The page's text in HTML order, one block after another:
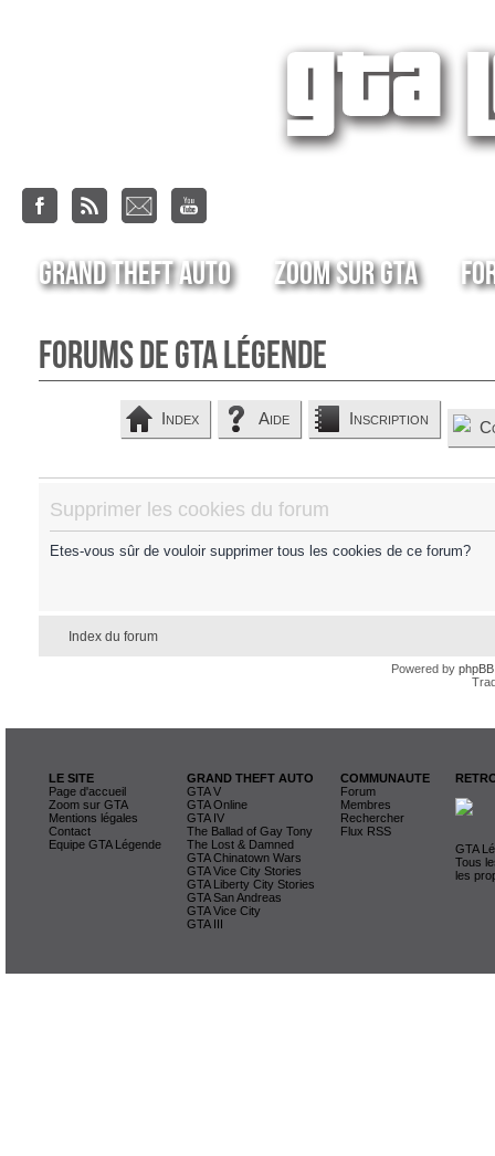
Grand Theft Auto Zoom sur GTA
Forums de GTA Légende
Index Aide Inscription
Supprimer les cookies du forum
Etes-vous sûr de vouloir supprimer tous les cookies de ce forum?
Index du forum
Powered by phpBB
LE SITE
Page d'accueil
Zoom sur GTA
Mentions légales
Contact
Equipe GTA Légende
GRAND THEFT AUTO
GTA V
GTA Online
GTA IV
The Ballad of Gay Tony
The Lost & Damned
GTA Chinatown Wars
GTA Vice City Stories
GTA Liberty City Stories
GTA San Andreas
GTA Vice City
GTA III
COMMUNAUTE
Forum
Membres
Rechercher
Flux RSS
GTA
Tous
les